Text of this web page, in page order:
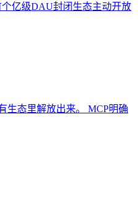
个亿级DAU封闭生态主动开放
生态里解放出来。 MCP明确